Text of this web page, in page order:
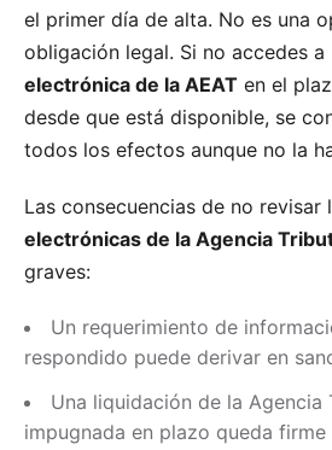
el primer día de alta. No es una
obligación legal. Si no accedes a
electrónica de la AEAT en el
desde que está disponible, se
todos los efectos aunque no la
Las consecuencias de no revisar
electrónicas de la Agencia
graves:
Un requerimiento de
respondido puede derivar en
Una liquidación de la Agencia
impugnada en plazo queda